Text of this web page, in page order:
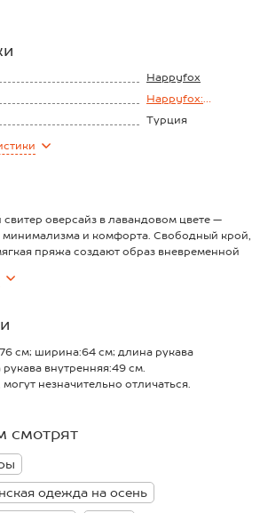
Happyfox
Happyfox:
Турция
оверсайз в лавандовом цвете —
и комфорта. Свободный крой,
пряжа создают образ вневременной
крой универсального единого размера
максимальный комфорт и подчеркивает
V-образный вырез создают визуально
базовой вещью, которая легко
станет любимым выбором для уютных
и создания простых, но выразительных
см; ширина:64 см; длина рукава
внутренняя:49 см.
незначительно отличаться.
смотрят
одежда на осень